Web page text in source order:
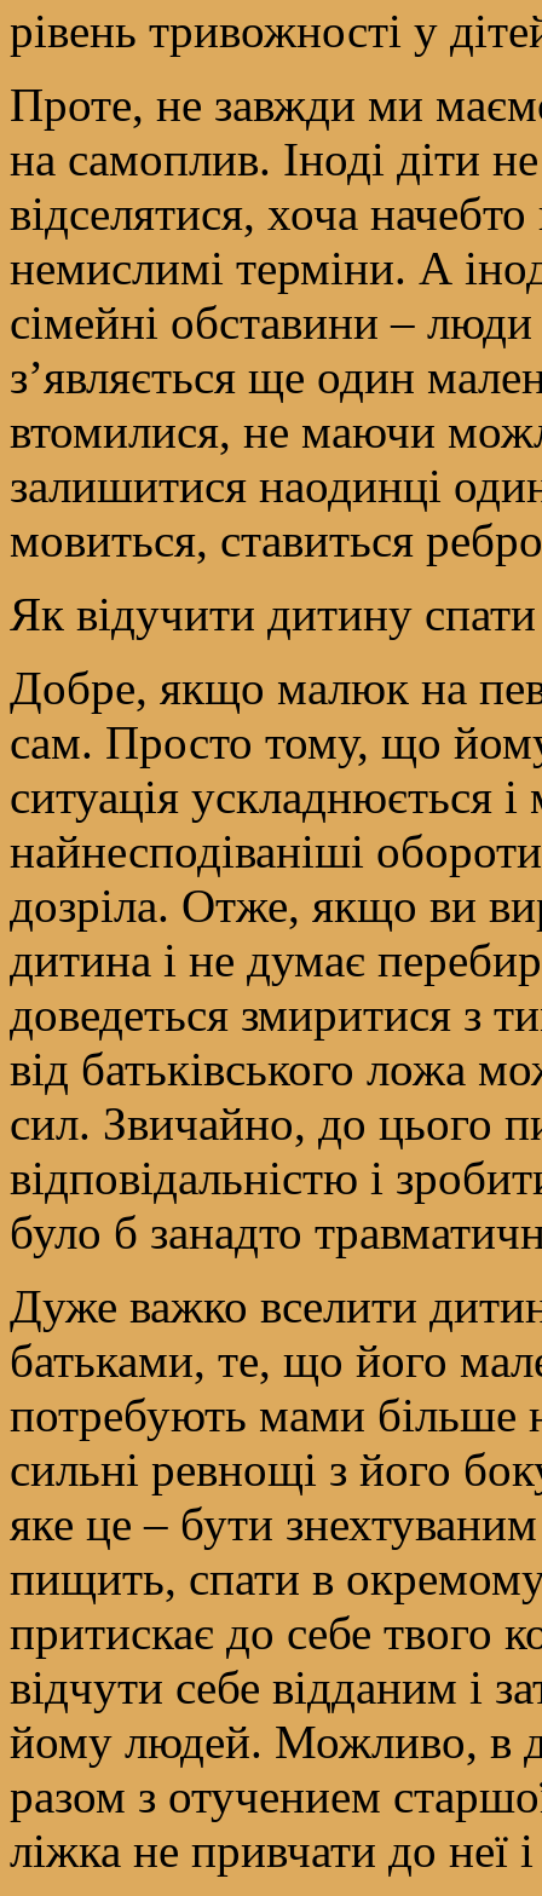
рівень тривожності у
Проте, не завжди ми
на самоплив. Іноді діти
відселятися, хоча
немислимі терміни. А
сімейні обставини –
з’являється ще один
втомилися, не маючи
залишитися наодинці
мовиться, ставиться
Як відучити дитину
Добре, якщо малюк на
сам. Просто тому, що
ситуація ускладнюється
найнесподіваніші
дозріла. Отже, якщо ви
дитина і не думає
доведеться змиритися з
від батьківського ложа
сил. Звичайно, до цього
відповідальністю і
було б занадто
Дуже важко вселити
батьками, те, що його
потребують мами більше
сильні ревнощі з його
яке це – бути
пищить, спати в
притискає до себе твого
відчути себе відданим і
йому людей. Можливо, в
разом з отучением
ліжка не привчати до неї